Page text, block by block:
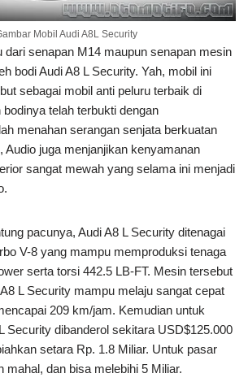
Mobil Audi A8L Security
dari senapan M14 maupun senapan mesin
bodi Audi A8 L Security. Yah, mobil ini
sebagai mobil anti peluru terbaik di
telah terbukti dengan
menahan serangan senjata berkuatan
Audio juga menjanjikan kenyamanan
sangat mewah yang selama ini menjadi
pacunya, Audi A8 L Security ditenagai
V-8 yang mampu memproduksi tenaga
serta torsi 442.5 LB-FT. Mesin tersebut
L Security mampu melaju sangat cepat
209 km/jam. Kemudian untuk
Security dibanderol sekitara USD$125.000
setara Rp. 1.8 Miliar. Untuk pasar
mahal, dan bisa melebihi 5 Miliar.